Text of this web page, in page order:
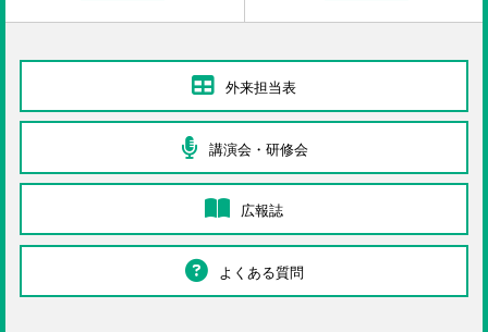
外来担当表
講演会・研修会
広報誌
よくある質問